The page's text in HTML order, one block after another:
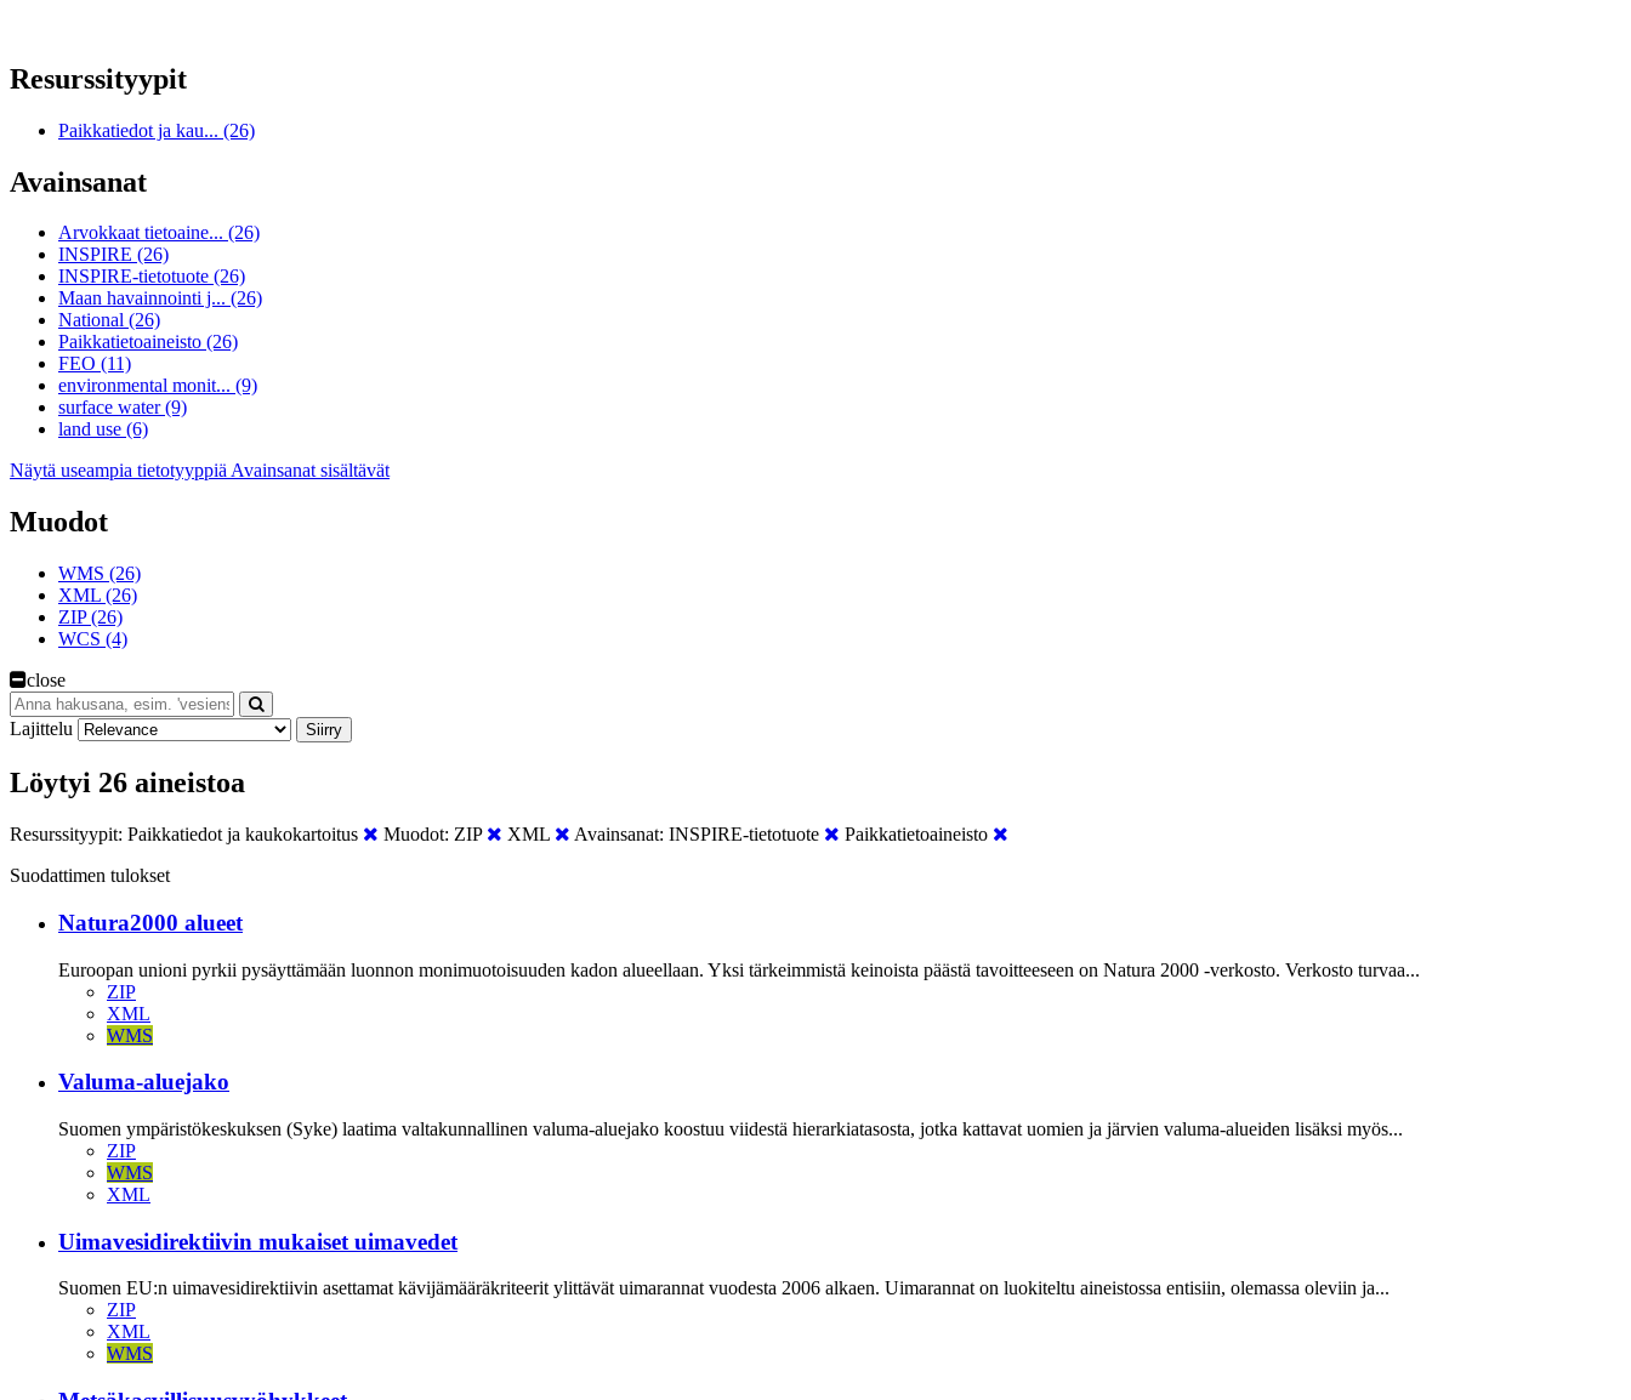
Resurssityypit
Paikkatiedot ja kau... (26)
Avainsanat
Arvokkaat tietoaine... (26)
INSPIRE (26)
INSPIRE-tietotuote (26)
Maan havainnointi j... (26)
National (26)
Paikkatietoaineisto (26)
FEO (11)
environmental monit... (9)
surface water (9)
land use (6)
Näytä useampia tietotyyppiä Avainsanat sisältävät
Muodot
WMS (26)
XML (26)
ZIP (26)
WCS (4)
close
Lajittelu Siirry
Löytyi 26 aineistoa
Resurssityypit: Paikkatiedot ja kaukokartoitus Muodot: ZIP XML Avainsanat: INSPIRE-tietotuote
Paikkatietoaineisto
Suodattimen tulokset
Natura2000 alueet
Euroopan unioni pyrkii pysäyttämään luonnon monimuotoisuuden kadon alueellaan. Yksi tärkeimmistä keinoista päästä tavoitteeseen on Natura 2000 -verkosto. Verkosto turvaa...
ZIP
XML
WMS
Valuma-aluejako
Suomen ympäristökeskuksen (Syke) laatima valtakunnallinen valuma-aluejako koostuu viidestä hierarkiatasosta, jotka kattavat uomien ja järvien valuma-alueiden lisäksi myös...
ZIP
WMS
XML
Uimavesidirektiivin mukaiset uimavedet
Suomen EU:n uimavesidirektiivin asettamat kävijämääräkriteerit ylittävät uimarannat vuodesta 2006 alkaen. Uimarannat on luokiteltu aineistossa entisiin, olemassa oleviin ja...
ZIP
XML
WMS